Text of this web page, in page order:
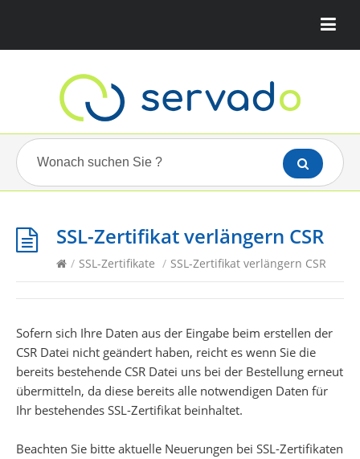
SSL-Zertifikat verlängern CSR
/ SSL-Zertifikate / SSL-Zertifikat verlängern CSR
Sofern sich Ihre Daten aus der Eingabe beim erstellen der
CSR Datei nicht geändert haben, reicht es wenn Sie die
bereits bestehende CSR Datei uns bei der Bestellung erneut
übermitteln, da diese bereits alle notwendigen Daten für
Ihr bestehendes SSL-Zertifikat beinhaltet.
Beachten Sie bitte aktuelle Neuerungen bei SSL-Zertifikaten